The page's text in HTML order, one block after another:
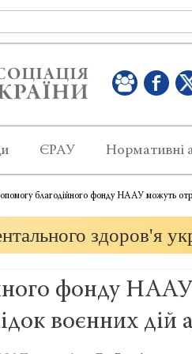
ЄРАУ Нормативні
благодійного фонду НААУ можуть
здоров'я
фонду
воєнних дій